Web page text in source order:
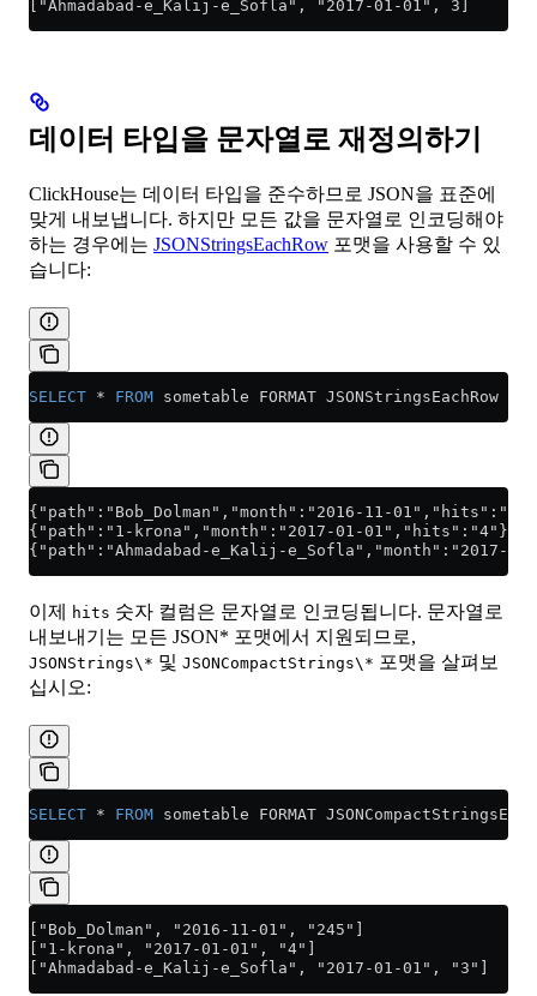
["Ahmadabad-e_Kalij-e_Sofla", "2017-01-01", 3]
데이터 타입을 문자열로 재정의하기
ClickHouse는 데이터 타입을 준수하므로 JSON을 표준에
맞게 내보냅니다. 하지만 모든 값을 문자열로 인코딩해야
하는 경우에는 JSONStringsEachRow 포맷을 사용할 수 있
습니다:
SELECT * FROM sometable FORMAT JSONStringsEachRow
{"path":"Bob_Dolman","month":"2016-11-
{"path":"1-krona","month":"2017-01-01","hits":"4"}
{"path":"Ahmadabad-e_Kalij-e_Sofla","month":"2017-
이제 hits 숫자 컬럼은 문자열로 인코딩됩니다. 문자열로
내보내기는 모든 JSON* 포맷에서 지원되므로,
JSONStrings\* 및 JSONCompactStrings\* 포맷을 살펴보
십시오:
SELECT * FROM sometable FORMAT
["Bob_Dolman", "2016-11-01", "245"]
["1-krona", "2017-01-01", "4"]
["Ahmadabad-e_Kalij-e_Sofla", "2017-01-01", "3"]